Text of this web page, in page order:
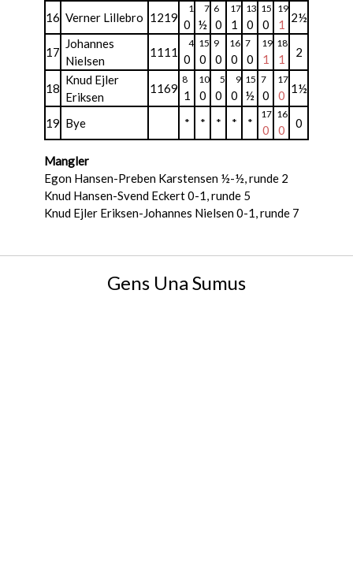
16 Verner Lillebro 1219
1
0
7
½
6
0
17
1
13
0
15
0
19
1 2½
17
Johannes
Nielsen
1111
4
0
15
0
9
0
16
0
7
0
19
1
18
1 2
18
Knud Ejler
Eriksen
1169
8
1
10
0
5
0
9
0
15
½
7
0
17
0 1½
19 Bye * * * * *
17
0
16
0 0
Mangler
Egon Hansen-Preben Karstensen ½-½, runde 2
Knud Hansen-Svend Eckert 0-1, runde 5
Knud Ejler Eriksen-Johannes Nielsen 0-1, runde 7
Gens Una Sumus